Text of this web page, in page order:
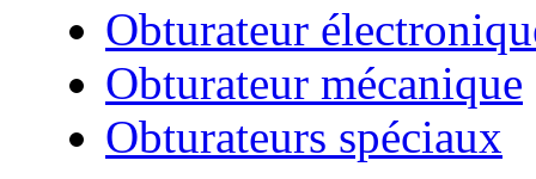
Obturateur
Obturateur mécanique
Obturateurs spéciaux